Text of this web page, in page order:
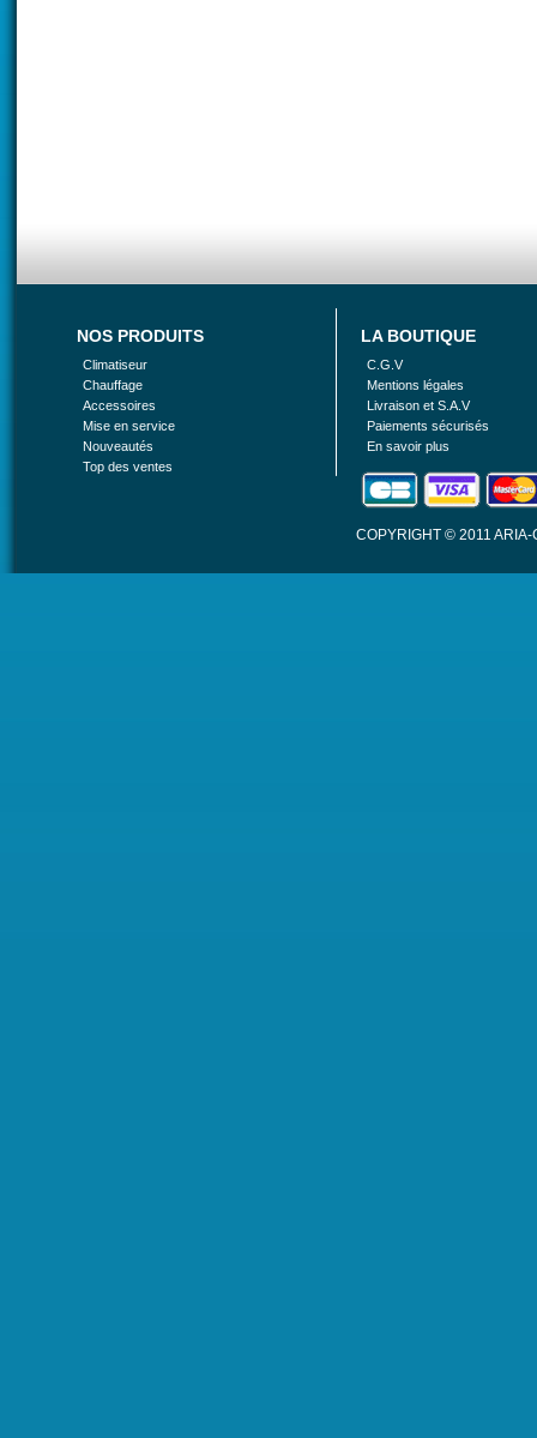
NOS PRODUITS
Climatiseur
Chauffage
Accessoires
Mise en service
Nouveautés
Top des ventes
LA BOUTIQUE
C.G.V
Mentions légales
Livraison et S.A.V
Paiements sécurisés
En savoir plus
COPYRIGHT © 2011